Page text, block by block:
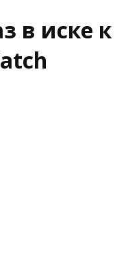
в иске к